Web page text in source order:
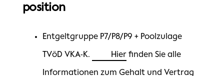
position
Entgeltgruppe P7/P8/P9 + Poolzulage
TVöD VKA-K. Hier finden Sie alle
Informationen zum Gehalt und Vertrag